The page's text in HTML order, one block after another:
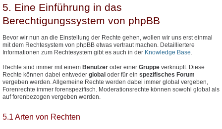
5. Eine Einführung in das
Berechtigungssystem von phpBB
Bevor wir nun an die Einstellung der Rechte gehen, wollen wir uns erst einmal
mit dem Rechtesystem von phpBB etwas vertraut machen. Detailliertere
Informationen zum Rechtesystem gibt es auch in der Knowledge Base.
Rechte sind immer mit einem Benutzer oder einer Gruppe verknüpft. Diese
Rechte können dabei entweder global oder für ein spezifisches Forum
vergeben werden. Allgemeine Rechte werden dabei immer global vergeben,
Forenrechte immer forenspezifisch. Moderationsrechte können sowohl global als
auf forenbezogen vergeben werden.
5.1 Arten von Rechten